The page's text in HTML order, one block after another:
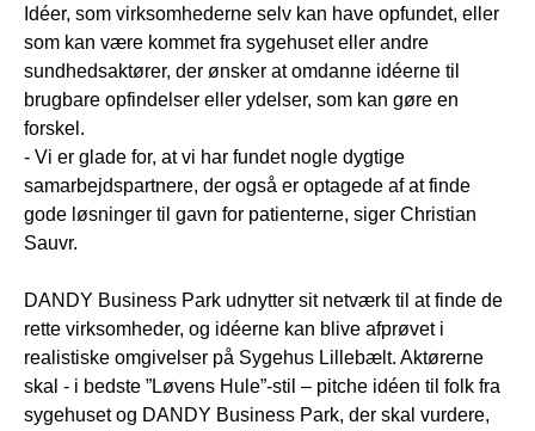
Idéer, som virksomhederne selv kan have opfundet, eller
som kan være kommet fra sygehuset eller andre
sundhedsaktører, der ønsker at omdanne idéerne til
brugbare opfindelser eller ydelser, som kan gøre en
forskel.
- Vi er glade for, at vi har fundet nogle dygtige
samarbejdspartnere, der også er optagede af at finde
gode løsninger til gavn for patienterne, siger Christian
Sauvr.
DANDY Business Park udnytter sit netværk til at finde de
rette virksomheder, og idéerne kan blive afprøvet i
realistiske omgivelser på Sygehus Lillebælt. Aktørerne
skal - i bedste ”Løvens Hule”-stil – pitche idéen til folk fra
sygehuset og DANDY Business Park, der skal vurdere,